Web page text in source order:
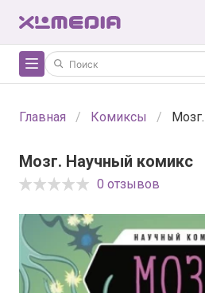
Главная Комиксы
Мозг. Научный комикс
0 отзывов